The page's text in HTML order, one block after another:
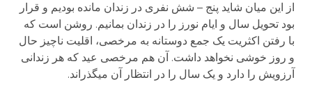
از این میان شاید پنج – شش نفری در زندان مانده بودیم و قرار
بود تحویل سال و ایام نورز را در زندان بمانیم. روشن است که
با رفتن اکثریت یک جمع دوستانه به مرخصی، اقلیت ناچیز حال
و روز خوشی نخواهد داشت. آن هم مرخصی عید که هر زندانی
آرزویش را دارد و یک سال را در انتظار آن می­گذراند.